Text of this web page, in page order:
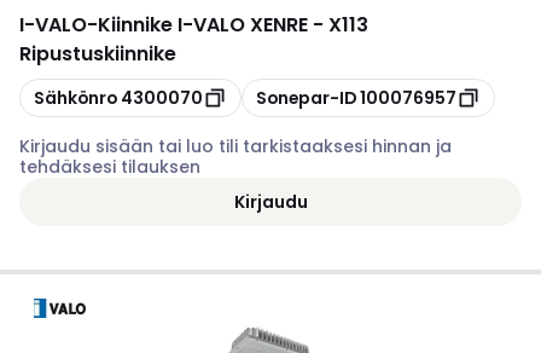
I-VALO-Kiinnike I-VALO XENRE - X113
Ripustuskiinnike
Kopioi
Sähkönro 4300070 Kopioi
Sonepar-ID100076957
Kirjaudu sisään tai luo tili tarkistaaksesi hinnan ja
tehdäksesi tilauksen
Kirjaudu